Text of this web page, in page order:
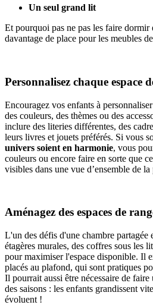
Un seul grand lit
Et pourquoi pas ne pas les faire
davantage de place pour les meubles
Personnalisez chaque espace
Encouragez vos enfants à
des couleurs, des thèmes ou des
inclure des literies différentes, des
leurs livres et jouets préférés. Si vous
univers soient en harmonie, vous
couleurs ou encore faire en sorte que
visibles dans une vue d’ensemble de la
Aménagez des espaces de
L'un des défis d'une chambre partagée
étagères murales, des coffres sous les
pour maximiser l'espace disponible. Il
placés au plafond, qui sont pratiques
Il pourrait aussi être nécessaire de
des saisons : les enfants grandissent
évoluent !